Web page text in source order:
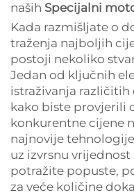
naših Specijalni
Kada razmišljate o
traženja najboljih
postoji nekoliko
Jedan od ključnih
istraživanja
kako biste provjerili
konkurentne cijene
najnovije
uz izvrsnu vrijednost
potražite popuste,
za veće količine